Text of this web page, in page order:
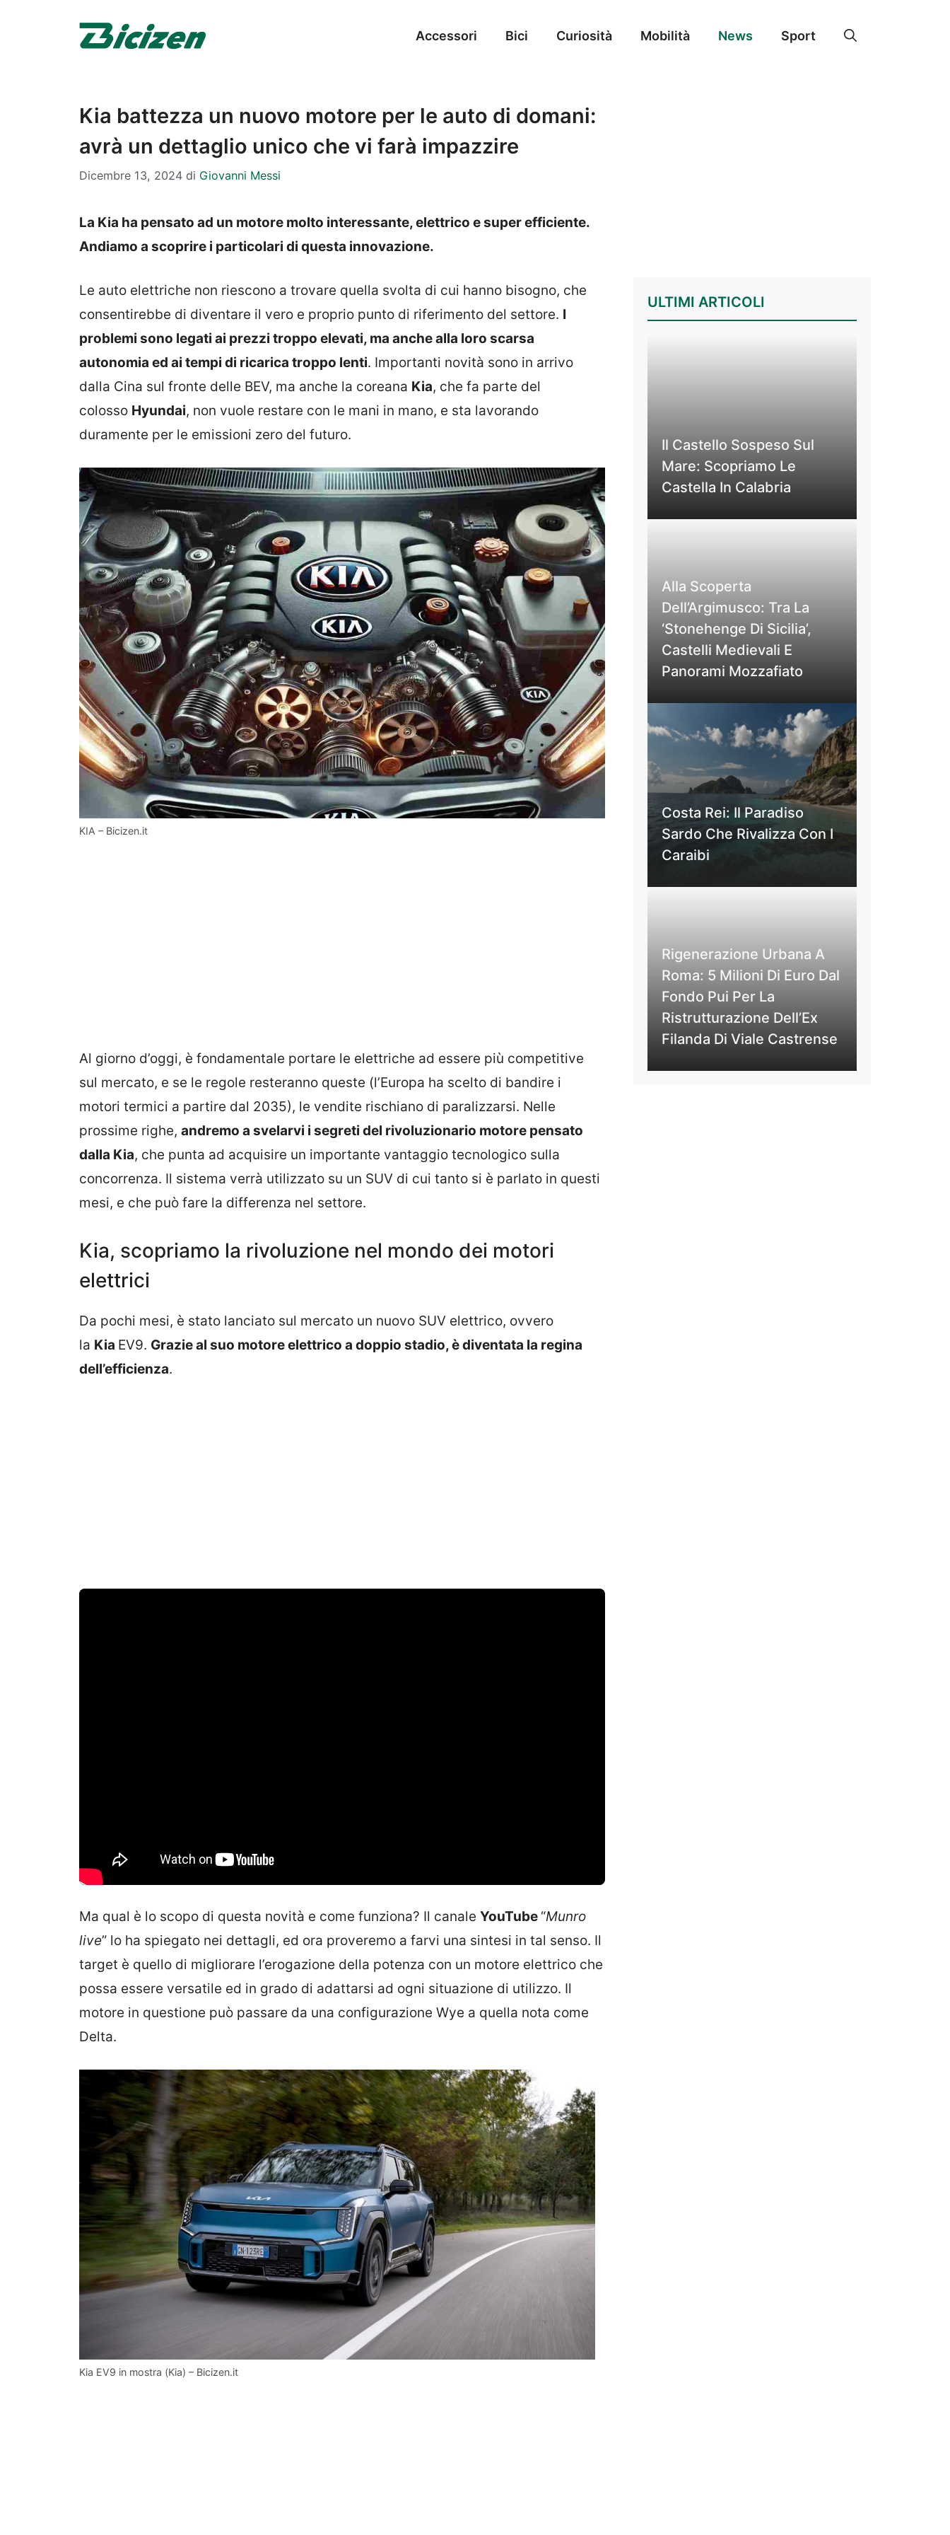
Accessori Bici Curiosità Mobilità News Sport
Kia battezza un nuovo motore per le auto di domani:
avrà un dettaglio unico che vi farà impazzire
Dicembre 13, 2024 di Giovanni Messi
La Kia ha pensato ad un motore molto interessante, elettrico e super efficiente.
Andiamo a scoprire i particolari di questa innovazione.
Le auto elettriche non riescono a trovare quella svolta di cui hanno bisogno, che
consentirebbe di diventare il vero e proprio punto di riferimento del settore. I
problemi sono legati ai prezzi troppo elevati, ma anche alla loro scarsa
autonomia ed ai tempi di ricarica troppo lenti. Importanti novità sono in arrivo
dalla Cina sul fronte delle BEV, ma anche la coreana Kia, che fa parte del
colosso Hyundai, non vuole restare con le mani in mano, e sta lavorando
duramente per le emissioni zero del futuro.
KIA – Bicizen.it
Al giorno d’oggi, è fondamentale portare le elettriche ad essere più competitive
sul mercato, e se le regole resteranno queste (l’Europa ha scelto di bandire i
motori termici a partire dal 2035), le vendite rischiano di paralizzarsi. Nelle
prossime righe, andremo a svelarvi i segreti del rivoluzionario motore pensato
dalla Kia, che punta ad acquisire un importante vantaggio tecnologico sulla
concorrenza. Il sistema verrà utilizzato su un SUV di cui tanto si è parlato in questi
mesi, e che può fare la differenza nel settore.
Kia, scopriamo la rivoluzione nel mondo dei motori
elettrici
Da pochi mesi, è stato lanciato sul mercato un nuovo SUV elettrico, ovvero
la Kia EV9. Grazie al suo motore elettrico a doppio stadio, è diventata la regina
dell’efficienza.
Ma qual è lo scopo di questa novità e come funziona? Il canale YouTube “Munro
live” lo ha spiegato nei dettagli, ed ora proveremo a farvi una sintesi in tal senso. Il
target è quello di migliorare l’erogazione della potenza con un motore elettrico che
possa essere versatile ed in grado di adattarsi ad ogni situazione di utilizzo. Il
motore in questione può passare da una configurazione Wye a quella nota come
Delta.
Kia EV9 in mostra (Kia) – Bicizen.it
ULTIMI ARTICOLI
Il Castello Sospeso Sul
Mare: Scopriamo Le
Castella In Calabria
Alla Scoperta
Dell’Argimusco: Tra La
‘Stonehenge Di Sicilia’,
Castelli Medievali E
Panorami Mozzafiato
Costa Rei: Il Paradiso
Sardo Che Rivalizza Con I
Caraibi
Rigenerazione Urbana A
Roma: 5 Milioni Di Euro Dal
Fondo Pui Per La
Ristrutturazione Dell’Ex
Filanda Di Viale Castrense